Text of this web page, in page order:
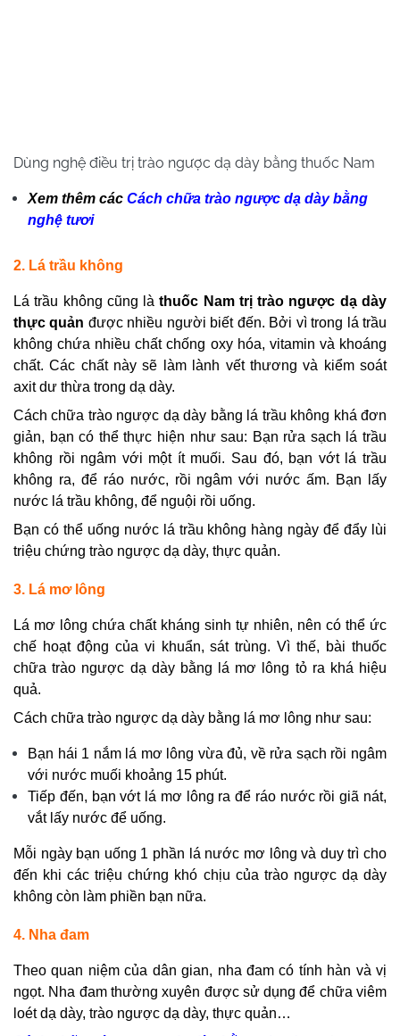
Dùng nghệ điều trị trào ngược dạ dày bằng thuốc Nam
Xem thêm các Cách chữa trào ngược dạ dày bằng
nghệ tươi
2. Lá trầu không
Lá trầu không cũng là thuốc Nam trị trào ngược dạ dày
thực quản được nhiều người biết đến. Bởi vì trong lá trầu
không chứa nhiều chất chống oxy hóa, vitamin và khoáng
chất. Các chất này sẽ làm lành vết thương và kiểm soát
axit dư thừa trong dạ dày.
Cách chữa trào ngược dạ dày bằng lá trầu không khá đơn
giản, bạn có thể thực hiện như sau: Bạn rửa sạch lá trầu
không rồi ngâm với một ít muối. Sau đó, bạn vớt lá trầu
không ra, để ráo nước, rồi ngâm với nước ấm. Bạn lấy
nước lá trầu không, để nguội rồi uống.
Bạn có thể uống nước lá trầu không hàng ngày để đẩy lùi
triệu chứng trào ngược dạ dày, thực quản.
3. Lá mơ lông
Lá mơ lông chứa chất kháng sinh tự nhiên, nên có thể ức
chế hoạt động của vi khuẩn, sát trùng. Vì thế, bài thuốc
chữa trào ngược dạ dày bằng lá mơ lông tỏ ra khá hiệu
quả.
Cách chữa trào ngược dạ dày bằng lá mơ lông như sau:
Bạn hái 1 nắm lá mơ lông vừa đủ, về rửa sạch rồi ngâm
với nước muối khoảng 15 phút.
Tiếp đến, bạn vớt lá mơ lông ra để ráo nước rồi giã nát,
vắt lấy nước để uống.
Mỗi ngày bạn uống 1 phần lá nước mơ lông và duy trì cho
đến khi các triệu chứng khó chịu của trào ngược dạ dày
không còn làm phiền bạn nữa.
4. Nha đam
Theo quan niệm của dân gian, nha đam có tính hàn và vị
ngọt. Nha đam thường xuyên được sử dụng để chữa viêm
loét dạ dày, trào ngược dạ dày, thực quản…